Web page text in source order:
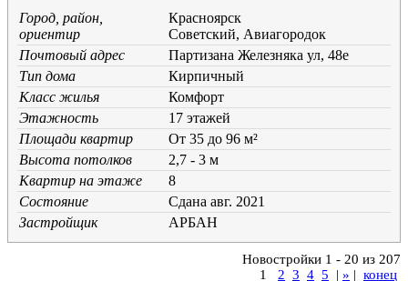
Город, район,
ориентир
Красноярск
Советский, Авиагородок
Почтовый адрес
Партизана Железняка ул, 48е
Тип дома
Кирпичный
Класс жилья
Комфорт
Этажность
17 этажей
Площади квартир
От 35 до 96 м²
Высота потолков
2,7 - 3 м
Квартир на этаже
8
Состояние
Cдана авг. 2021
Застройщик
АРБАН
Новостройки 1 - 20 из 207
1
2 3 4 5 | » | конец